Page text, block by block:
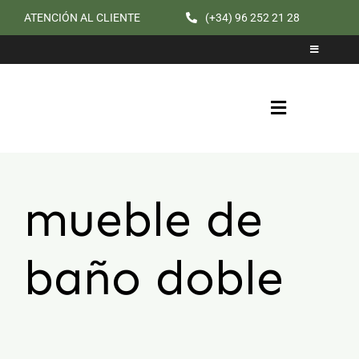
Saltar
al
contenido
ATENCIÓN AL CLIENTE (+34) 96 252 21 28
Toggle
Navigation
Toggle
mueble de
baño doble